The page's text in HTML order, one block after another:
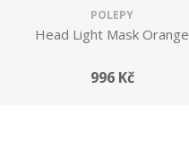
POLEPY
Head Light Mask Orange
996 Kč